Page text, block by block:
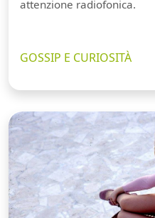
attenzione radiofonica.
GOSSIP E CURIOSITÀ